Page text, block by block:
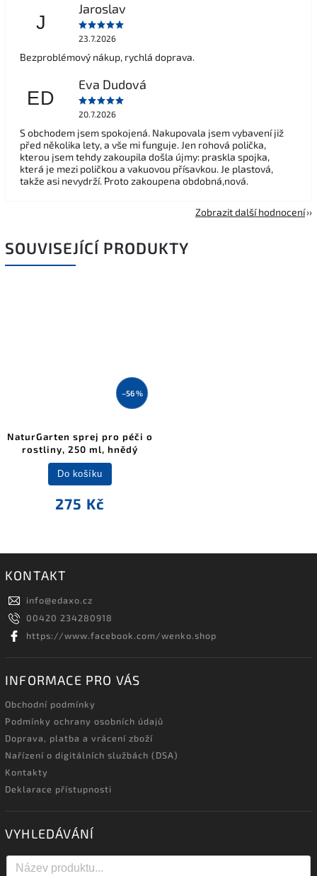
J
Jaroslav
23.7.2026
Bezproblémový nákup, rychlá doprava.
ED
Eva Dudová
20.7.2026
S obchodem jsem spokojená. Nakupovala jsem vybavení již
před několika lety, a vše mi funguje. Jen rohová polička,
kterou jsem tehdy zakoupila došla újmy: praskla spojka,
která je mezi poličkou a vakuovou přísavkou. Je plastová,
takže asi nevydrží. Proto zakoupena obdobná,nová.
Zobrazit další hodnocení
SOUVISEJÍCÍ PRODUKTY
–56 %
NaturGarten sprej pro péči o
rostliny, 250 ml, hnědý
275 Kč
Do košíku
KONTAKT
info@edaxo.cz
00420 234280918
https://www.facebook.com/wenko.shop
INFORMACE PRO VÁS
Obchodní podmínky
Podmínky ochrany osobních údajů
Doprava, platba a vrácení zboží
Nařízení o digitálních službách (DSA)
Kontakty
Deklarace přístupnosti
VYHLEDÁVÁNÍ